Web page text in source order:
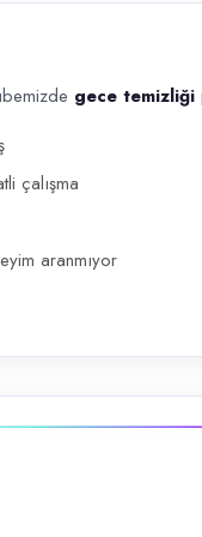
personeli. İş
gece temizliği
çalışma
aranmıyor